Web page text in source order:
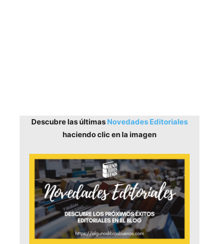
Descubre las últimas Novedades Editoriales
haciendo clic en la imagen